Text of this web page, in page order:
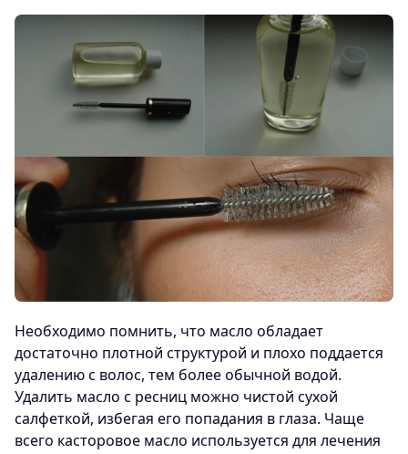
Необходимо помнить, что масло обладает
достаточно плотной структурой и плохо поддается
удалению с волос, тем более обычной водой.
Удалить масло с ресниц можно чистой сухой
салфеткой, избегая его попадания в глаза. Чаще
всего касторовое масло используется для лечения